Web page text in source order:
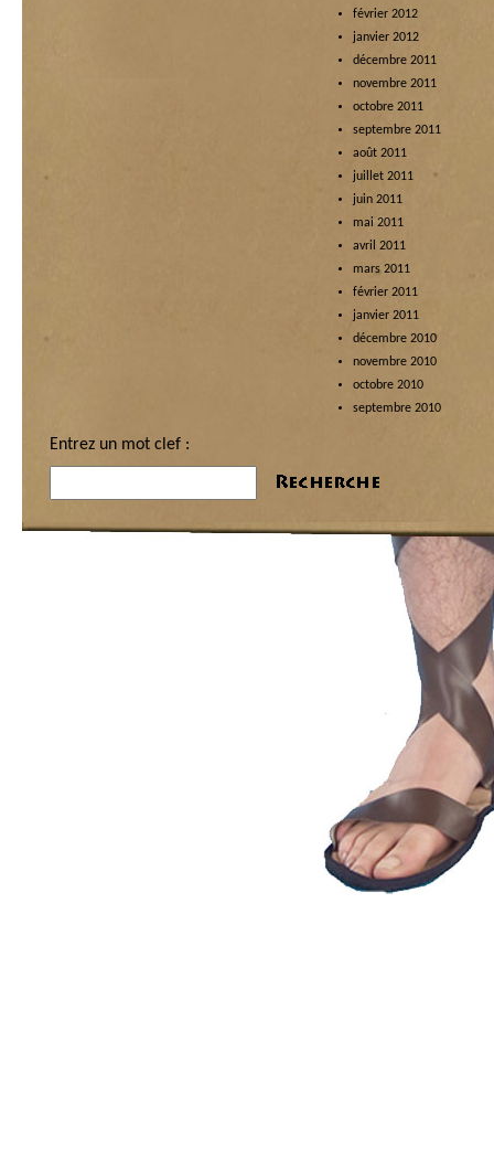
février 2012
janvier 2012
décembre 2011
novembre 2011
octobre 2011
septembre 2011
août 2011
juillet 2011
juin 2011
mai 2011
avril 2011
mars 2011
février 2011
janvier 2011
décembre 2010
novembre 2010
octobre 2010
septembre 2010
Entrez un mot clef :